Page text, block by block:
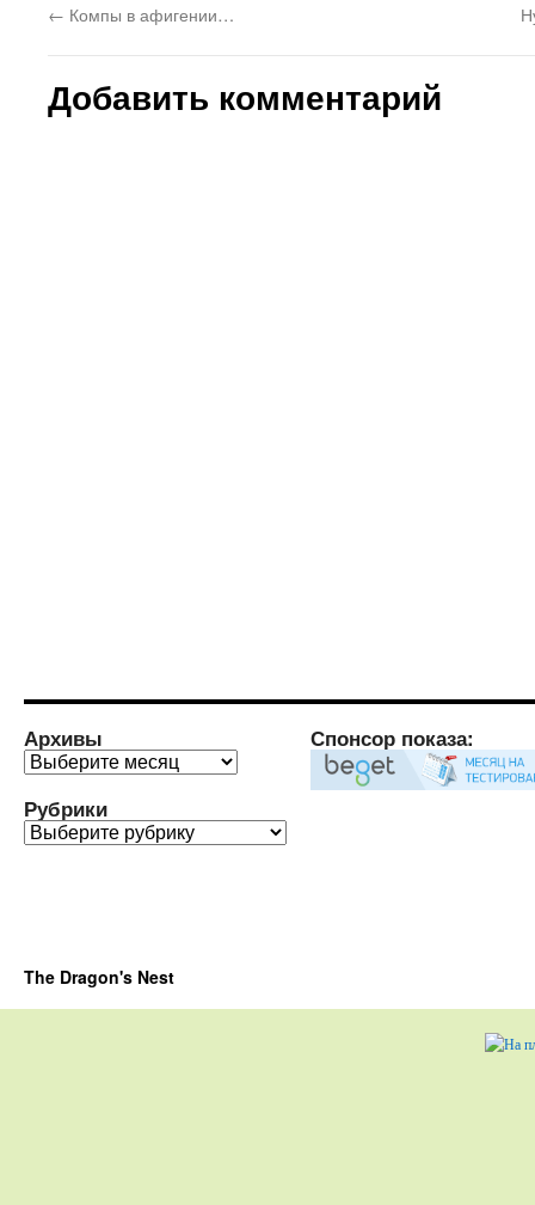
← Компы в афигении…
Добавить комментарий
Архивы
Архивы
Рубрики
Рубрики
Спонсор показа:
The Dragon's Nest